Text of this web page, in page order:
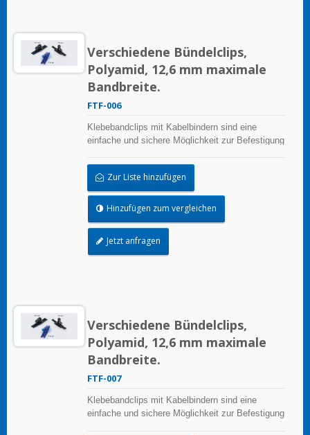
Verschiedene Bündelclips,
Polyamid, 12,6 mm maximale
Bandbreite.
FTF-006
Klebebandclips mit Kabelbindern sind eine
einfache und sichere Möglichkeit zur Befestigung
Zur Liste hinzufügen
Hinzufügen zum vergleichen
Jetzt anfragen
Verschiedene Bündelclips,
Polyamid, 12,6 mm maximale
Bandbreite.
FTF-007
Klebebandclips mit Kabelbindern sind eine
einfache und sichere Möglichkeit zur Befestigung